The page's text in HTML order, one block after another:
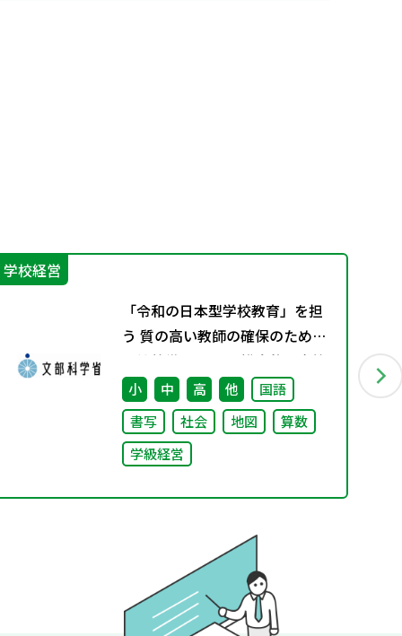
学校経営
「令和の日本型学校教育」を担
う 質の高い教師の確保のための
環境整備に関する 総合的な方策
について （答申）
小 中 高 他
国語
書写
社会 地図
算数
学級経営